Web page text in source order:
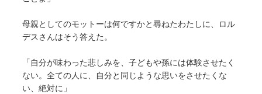
母親としてのモットーは何ですかと尋ねたわたしに、ロル
デスさんはそう答えた。
「自分が味わった悲しみを、子どもや孫には体験させたく
ない。全ての人に、自分と同じような思いをさせたくな
い、絶対に」